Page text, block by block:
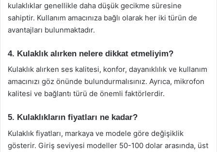
kulaklıklar genellikle daha düşük gecikme süresine
sahiptir. Kullanım amacınıza bağlı olarak her iki türün de
avantajları bulunmaktadır.
4. Kulaklık alırken nelere dikkat etmeliyim?
Kulaklık alırken ses kalitesi, konfor, dayanıklılık ve kullanım
amacınızı göz önünde bulundurmalısınız. Ayrıca, mikrofon
kalitesi ve bağlantı türü de önemli faktörlerdir.
5. Kulaklıkların fiyatları ne kadar?
Kulaklık fiyatları, markaya ve modele göre değişiklik
gösterir. Giriş seviyesi modeller 50-100 dolar arasında, üst